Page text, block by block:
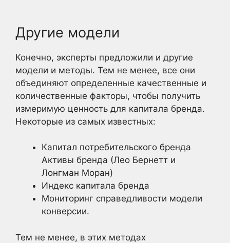
Другие модели
Конечно, эксперты предложили и другие
модели и методы. Тем не менее, все они
объединяют определенные качественные и
количественные факторы, чтобы получить
измеримую ценность для капитала бренда.
Некоторые из самых известных:
Капитал потребительского бренда
Активы бренда (Лео Бернетт и
Лонгман Моран)
Индекс капитала бренда
Мониторинг справедливости модели
конверсии.
Тем не менее, в этих методах